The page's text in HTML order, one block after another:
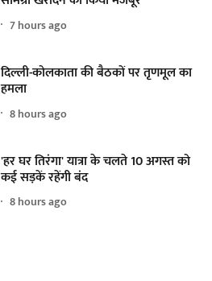
7 hours ago
दिल्ली-कोलकाता की बैठकों पर तृणमूल का
हमला
8 hours ago
'हर घर तिरंगा' यात्रा के चलते 10 अगस्त को
कई सड़कें रहेंगी बंद
8 hours ago